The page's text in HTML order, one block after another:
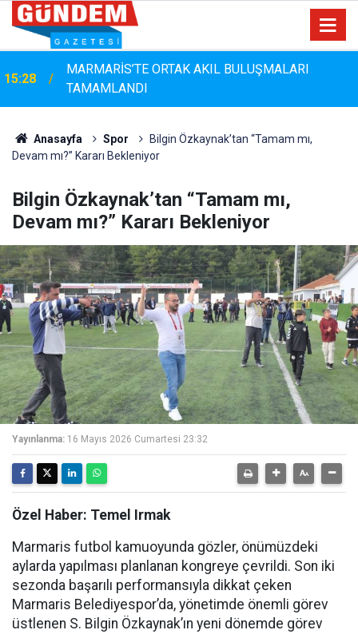
MARMARİS’TE ORTAK AKIL BULUŞMALARI
TAMAMLANDI
14:44
Marmaris'te Çam Ağaçlarına Güvenli Dokunuş:
Budama Çalışmaları Sürüyor
Anasayfa Spor
Bilgin Özkaynak’tan “Tamam mı,
Devam mı?” Kararı Bekleniyor
Bilgin Özkaynak’tan “Tamam mı,
Devam mı?” Kararı Bekleniyor
Yayınlanma: 16 Mayıs 2026 Cumartesi 23:32
Özel Haber: Temel Irmak
Marmaris futbol kamuoyunda gözler, önümüzdeki
aylarda yapılması planlanan kongreye çevrildi. Son iki
sezonda başarılı performansıyla dikkat çeken
Marmaris Belediyespor’da, yönetimde önemli görev
üstlenen S. Bilgin Özkaynak’ın yeni dönemde görev